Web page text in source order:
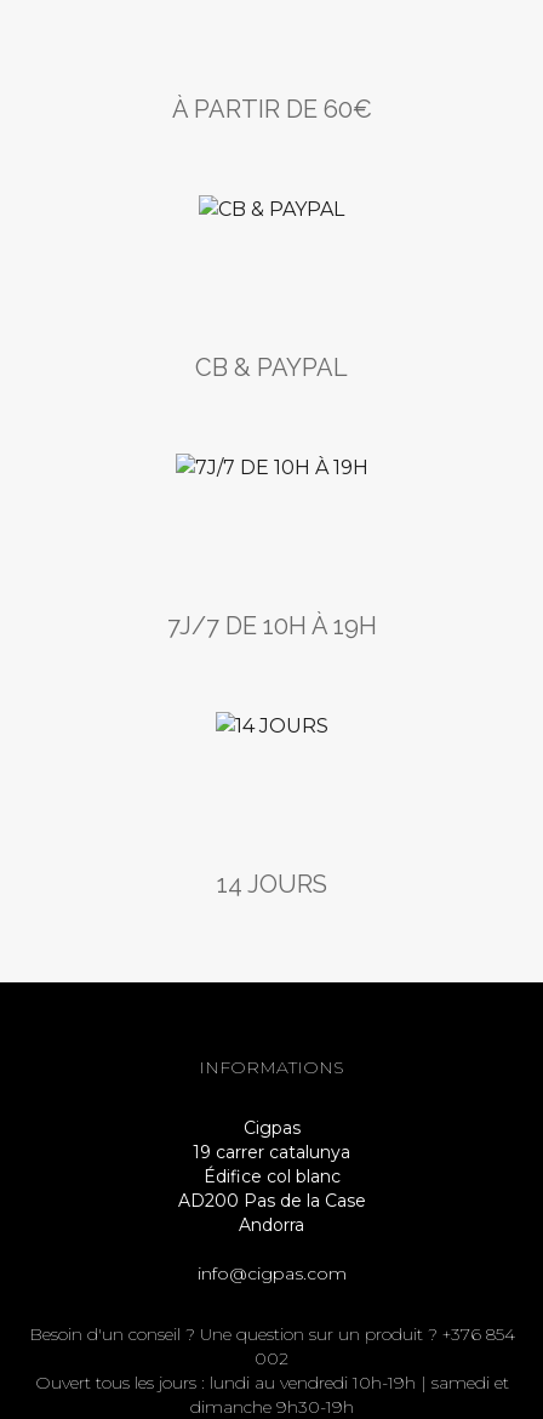
À PARTIR DE 60€
CB & PAYPAL
7J/7 DE 10H À 19H
14 JOURS
INFORMATIONS
Cigpas
19 carrer catalunya
Édifice col blanc
AD200 Pas de la Case
Andorra
info@cigpas.com
Besoin d'un conseil ? Une question sur un produit ? +376 854
002
Ouvert tous les jours : lundi au vendredi 10h-19h | samedi et
dimanche 9h30-19h